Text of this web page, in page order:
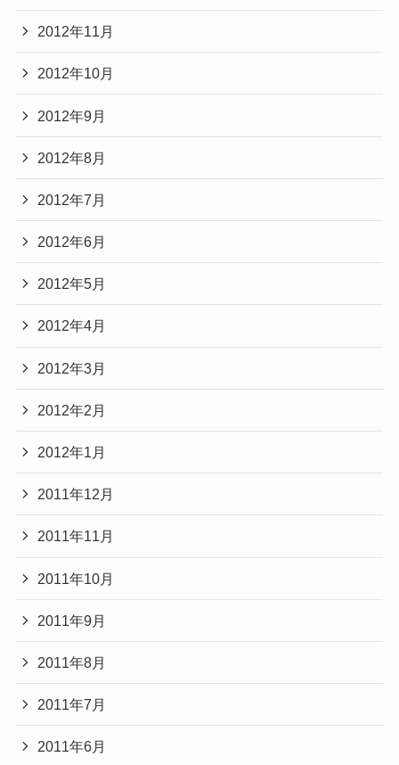
2012年11月
2012年10月
2012年9月
2012年8月
2012年7月
2012年6月
2012年5月
2012年4月
2012年3月
2012年2月
2012年1月
2011年12月
2011年11月
2011年10月
2011年9月
2011年8月
2011年7月
2011年6月